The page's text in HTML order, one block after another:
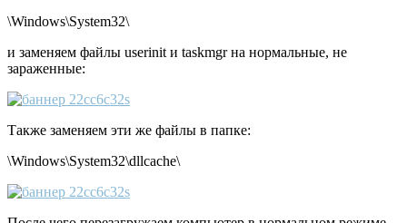
\Windows\System32\
и заменяем файлы userinit и taskmgr на нормальные, не
зараженные:
Также заменяем эти же файлы в папке:
\Windows\System32\dllcache\